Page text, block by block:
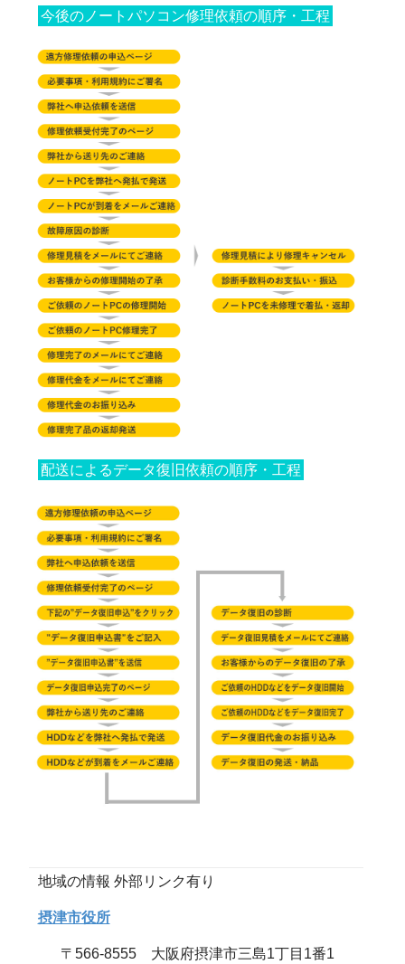
今後のノートパソコン修理依頼の順序・工程
配送によるデータ復旧依頼の順序・工程
地域の情報 外部リンク有り
摂津市役所
〒566-8555 大阪府摂津市三島1丁目1番1